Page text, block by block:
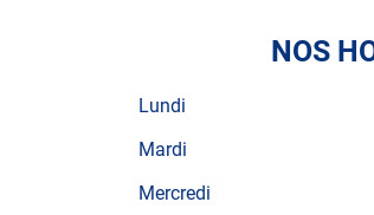
Pour votre sécurité
DAMMARIE-LES-LYS.
NOS
Lundi
Mardi
Mercredi